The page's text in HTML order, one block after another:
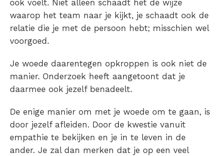
ook voelt. Niet alleen schaadt het de wijze
waarop het team naar je kijkt, je schaadt ook de
relatie die je met de persoon hebt; misschien wel
voorgoed.
Je woede daarentegen opkroppen is ook niet de
manier. Onderzoek heeft aangetoont dat je
daarmee ook jezelf benadeelt.
De enige manier om met je woede om te gaan, is
door jezelf afleiden. Door de kwestie vanuit
empathie te bekijken en je in te leven in de
ander. Je zal dan merken dat je op een veel